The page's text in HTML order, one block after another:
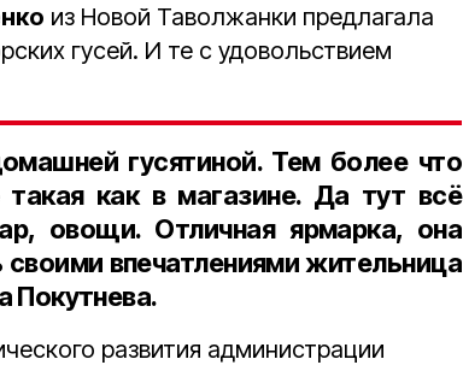
из Новой Таволжанки предлагала
гусей. И те с удовольствием
гусятиной. Тем более что
как в магазине. Да тут всё
овощи. Отличная ярмарка, она
впечатлениями жительница
Покутнева.
развития администрации